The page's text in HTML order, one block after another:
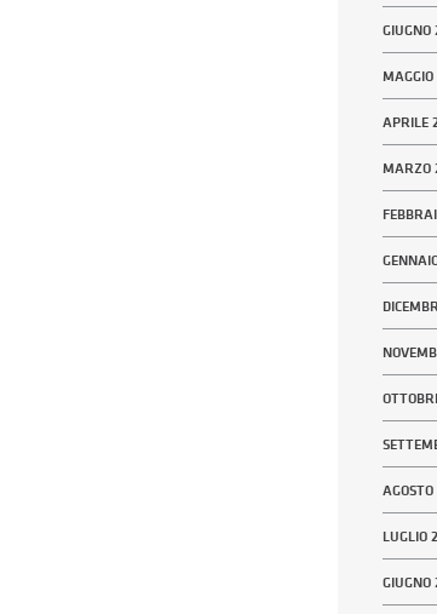
GIUGNO
APRILE
MARZO
LUGLIO
GIUGNO